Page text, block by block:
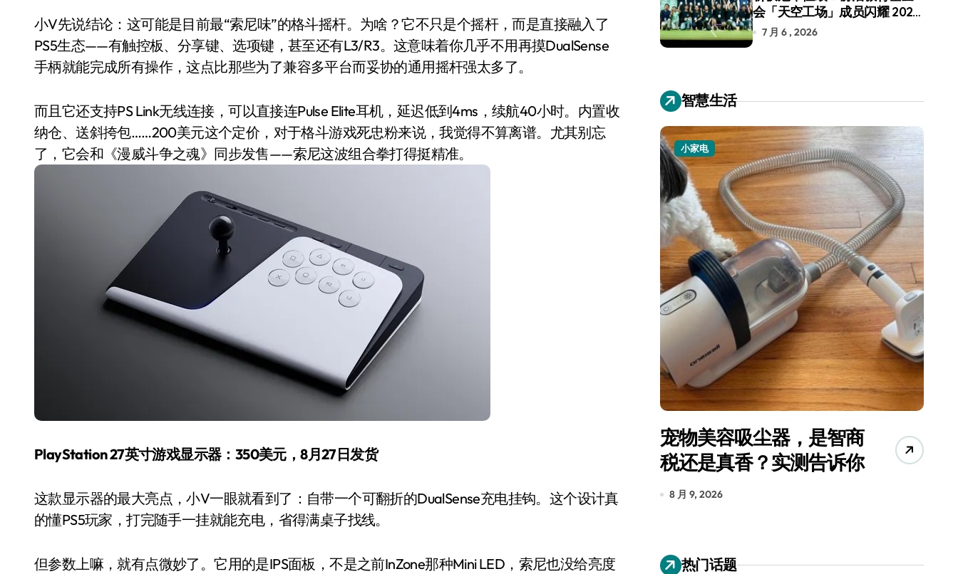
小V先说结论：这可能是目前最“索尼味”的格斗摇杆。为啥？它不只是个摇杆，而是直接融入了
PS5生态——有触控板、分享键、选项键，甚至还有L3/R3。这意味着你几乎不用再摸DualSense
手柄就能完成所有操作，这点比那些为了兼容多平台而妥协的通用摇杆强太多了。
而且它还支持PS Link无线连接，可以直接连Pulse Elite耳机，延迟低到4ms，续航40小时。内置收
纳仓、送斜挎包……200美元这个定价，对于格斗游戏死忠粉来说，我觉得不算离谱。尤其别忘
了，它会和《漫威斗争之魂》同步发售——索尼这波组合拳打得挺精准。
PlayStation 27英寸游戏显示器：350美元，8月27日发货
这款显示器的最大亮点，小V一眼就看到了：自带一个可翻折的DualSense充电挂钩。这个设计真
的懂PS5玩家，打完随手一挂就能充电，省得满桌子找线。
但参数上嘛，就有点微妙了。它用的是IPS面板，不是之前InZone那种Mini LED，索尼也没给亮度
会「天空工场」成员闪耀 2026
RoboCup 机器人世界杯
7 月 6 , 2026
智慧生活
空调
续，价格给力，极速闪
装！
8 月 7, 2026
洗衣机
8 月 9, 2026
小家电
宠物美容吸尘器，是智商
税还是真香？实测告诉你
8 月 9, 2026
热门话题